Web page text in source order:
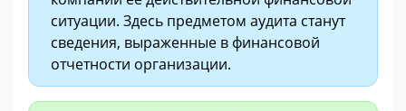
ситуации. Здесь предметом аудита станут
сведения, выраженные в финансовой
отчетности организации.